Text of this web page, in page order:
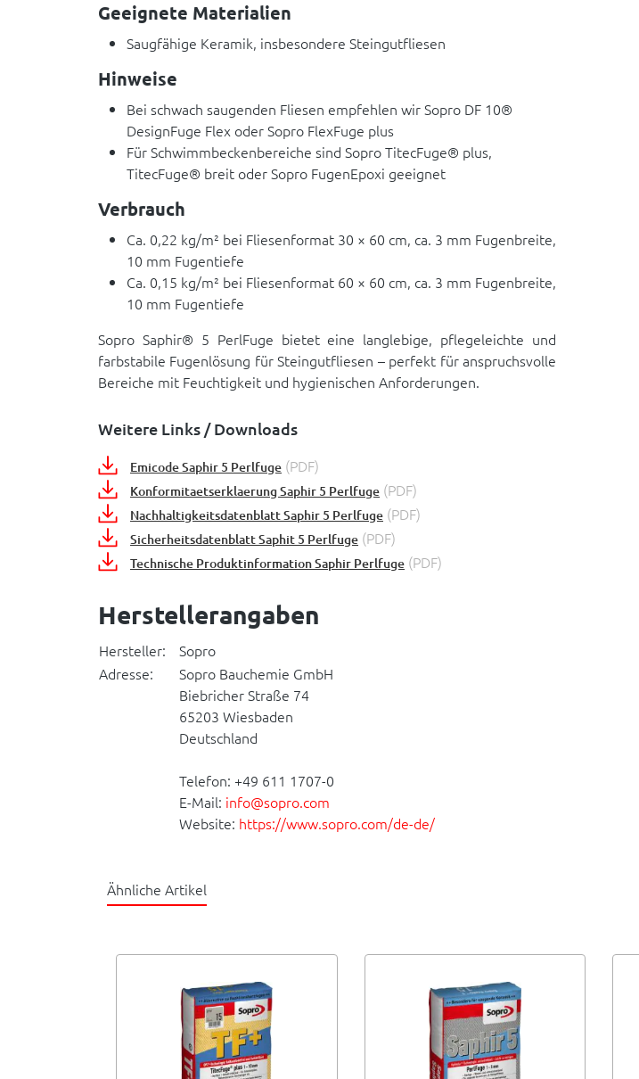
Geeignete Materialien
Saugfähige Keramik, insbesondere Steingutfliesen
Hinweise
Bei schwach saugenden Fliesen empfehlen wir Sopro DF 10®
DesignFuge Flex oder Sopro FlexFuge plus
Für Schwimmbeckenbereiche sind Sopro TitecFuge® plus,
TitecFuge® breit oder Sopro FugenEpoxi geeignet
Verbrauch
Ca. 0,22 kg/m² bei Fliesenformat 30 × 60 cm, ca. 3 mm Fugenbreite,
10 mm Fugentiefe
Ca. 0,15 kg/m² bei Fliesenformat 60 × 60 cm, ca. 3 mm Fugenbreite,
10 mm Fugentiefe
Sopro Saphir® 5 PerlFuge bietet eine langlebige, pflegeleichte und
farbstabile Fugenlösung für Steingutfliesen – perfekt für anspruchsvolle
Bereiche mit Feuchtigkeit und hygienischen Anforderungen.
Weitere Links / Downloads
Emicode Saphir 5 Perlfuge (PDF)
Konformitaetserklaerung Saphir 5 Perlfuge (PDF)
Nachhaltigkeitsdatenblatt Saphir 5 Perlfuge (PDF)
Sicherheitsdatenblatt Saphit 5 Perlfuge (PDF)
Technische Produktinformation Saphir Perlfuge (PDF)
Herstellerangaben
Hersteller:
Sopro
Adresse:
Sopro Bauchemie GmbH
Biebricher Straße 74
65203 Wiesbaden
Deutschland
Telefon: +49 611 1707-0
E-Mail: info@sopro.com
Website: https://www.sopro.com/de-de/
Ähnliche Artikel